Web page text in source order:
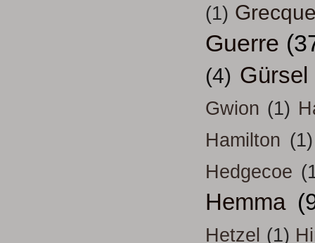
(1)
Guerre
(4) Gürsel
Gwion (1)
Hamilton (1)
Hedgecoe
Hemma
Hetzel (1)